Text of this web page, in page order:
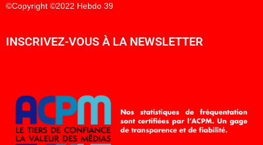
©Copyright ©2022 Hebdo 39
INSCRIVEZ-VOUS À LA NEWSLETTER